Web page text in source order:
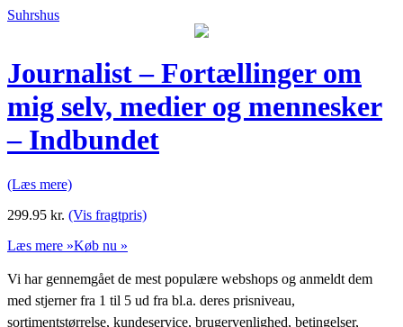
Suhrshus
Journalist – Fortællinger om
mig selv, medier og mennesker
– Indbundet
(Læs mere)
299.95 kr. (Vis fragtpris)
Læs mere »Køb nu »
Vi har gennemgået de mest populære webshops og anmeldt dem
med stjerner fra 1 til 5 ud fra bl.a. deres prisniveau,
sortimentstørrelse, kundeservice, brugervenlighed, betingelser,